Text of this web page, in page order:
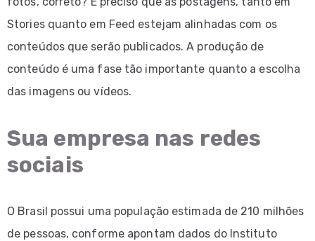
Stories quanto em Feed estejam alinhadas com os
conteúdos que serão publicados. A produção de
conteúdo é uma fase tão importante quanto a escolha
das imagens ou vídeos.
Sua empresa nas redes
sociais
O Brasil possui uma população estimada de 210 milhões
de pessoas, conforme apontam dados do Instituto